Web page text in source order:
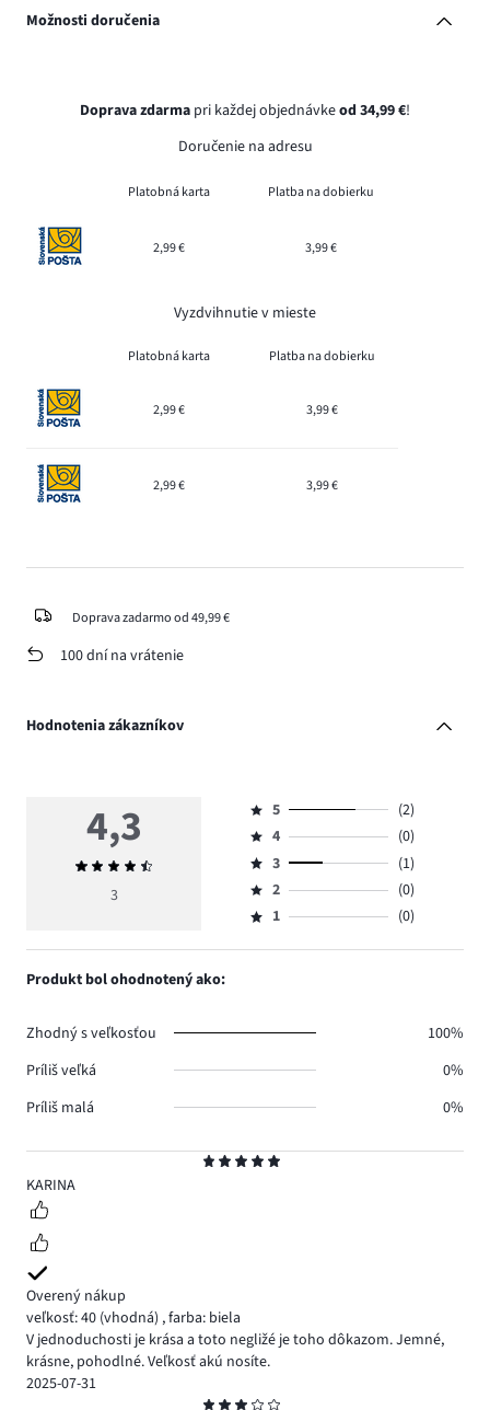
Možnosti doručenia
Doprava zdarma pri každej objednávkeod 34,99 €!
Doručenie na adresu
Platobná karta Platba na dobierku
2,99 € 3,99 €
Vyzdvihnutie v mieste
Platobná karta Platba na dobierku
2,99 € 3,99 €
2,99 € 3,99 €
Doprava zadarmo od 49,99 €
100 dní na vrátenie
Hodnotenia zákazníkov
5
KARINA
Overený nákup
veľkosť: 40 (vhodná) ,farba: biela
V jednoduchosti je krása a toto negližé je toho dôkazom. Jemné,
krásne, pohodlné. Veľkosť akú nosíte.
2025-07-31
4,3
Priemerné
hodnotenie
3
Hodnotenie
5,
počet
hlasov
2.
5
(2)
Hodnotenie
4,
počet
hlasov
4
(0)
Hodnotenie
3,
počet
3
(1)
Hodnotenie
2,
2
(0)
Hodnotenie
1,
1 (0)
Produkt bol ohodnotený ako:
Zhodný s veľkosťou
100%
Príliš veľká
0%
Príliš malá
0%